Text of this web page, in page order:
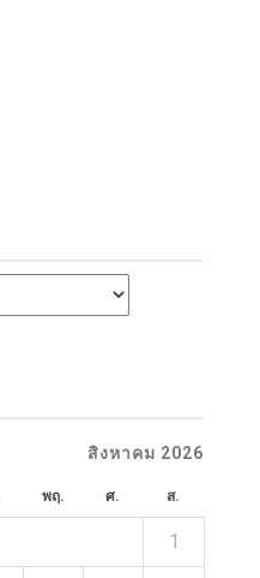
สิงหาคม 2026
พฤ. ศ. ส.
1